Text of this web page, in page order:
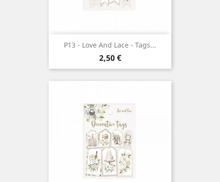
P13 - Love And Lace - Tags...
Prix
2,50 €